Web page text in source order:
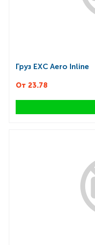
Груз EXC Aero Inline
От 23.78